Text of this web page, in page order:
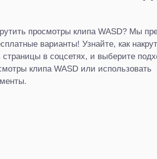
просмотры клипа WASD? Мы
варианты! Узнайте, как
страницы в соцсетях, и выберите
клипа WASD или использовать